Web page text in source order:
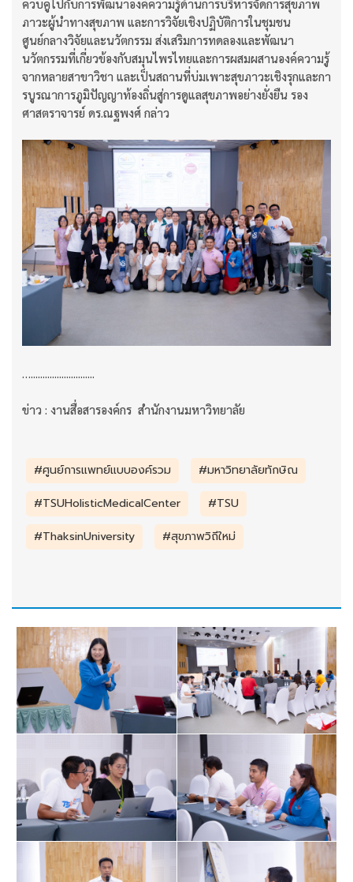
ควบคู่ไปกับการพัฒนาองค์ความรู้ด้านการบริหารจัดการสุขภาพ
ภาวะผู้นำทางสุขภาพ และการวิจัยเชิงปฏิบัติการในชุมชน
ศูนย์กลางวิจัยและนวัตกรรม ส่งเสริมการทดลองและพัฒนา
นวัตกรรมที่เกี่ยวข้องกับสมุนไพรไทยและการผสมผสานองค์ความรู้
จากหลายสาขาวิชา และเป็นสถานที่บ่มเพาะสุขภาวะเชิงรุกและกา
รบูรณาการภูมิปัญญาท้องถิ่นสู่การดูแลสุขภาพอย่างยั่งยืน รอง
ศาสตราจารย์ ดร.ณฐพงศ์ กล่าว
…...........................
ข่าว : งานสื่อสารองค์กร สำนักงานมหาวิทยาลัย
#ศูนย์การแพทย์แบบองค์รวม
#มหาวิทยาลัยทักษิณ
#TSUHolisticMedicalCenter
#TSU
#ThaksinUniversity
#สุขภาพวิถีใหม่